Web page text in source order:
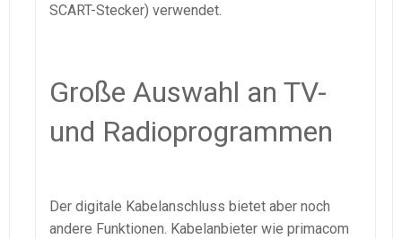
SCART-Stecker) verwendet.
Große Auswahl an TV-
und Radioprogrammen
Der digitale Kabelanschluss bietet aber noch
andere Funktionen. Kabelanbieter wie primacom